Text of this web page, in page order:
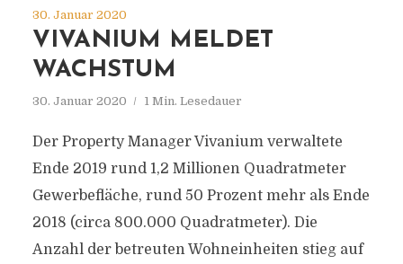
30. Januar 2020
VIVANIUM MELDET
WACHSTUM
30. Januar 2020 1 Min. Lesedauer
Der Property Manager Vivanium verwaltete
Ende 2019 rund 1,2 Millionen Quadratmeter
Gewerbefläche, rund 50 Prozent mehr als Ende
2018 (circa 800.000 Quadratmeter). Die
Anzahl der betreuten Wohneinheiten stieg auf